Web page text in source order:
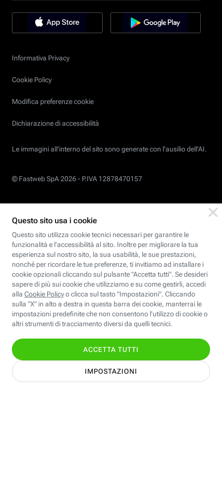
Informativa Privacy
Cookie Policy
Modifica preferenze cookie
Dichiarazione di accessibilità
Le immagini all’interno del sito sono generate con l'ausilio dell'AI.
© Fastweb SpA 2026 - P.IVA 12878470157